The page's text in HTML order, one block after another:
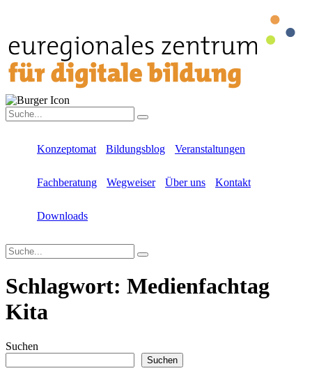
Konzeptomat Bildungsblog Veranstaltungen
Fachberatung Wegweiser Über uns Kontakt
Downloads
Schlagwort: Medienfachtag
Kita
Suchen
Suchen